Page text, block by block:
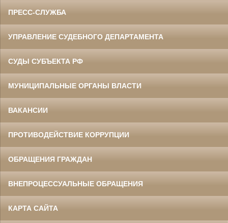
ПРЕСС-СЛУЖБА
УПРАВЛЕНИЕ СУДЕБНОГО ДЕПАРТАМЕНТА
СУДЫ СУБЪЕКТА РФ
МУНИЦИПАЛЬНЫЕ ОРГАНЫ ВЛАСТИ
ВАКАНСИИ
ПРОТИВОДЕЙСТВИЕ КОРРУПЦИИ
ОБРАЩЕНИЯ ГРАЖДАН
ВНЕПРОЦЕССУАЛЬНЫЕ ОБРАЩЕНИЯ
КАРТА САЙТА